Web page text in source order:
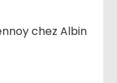
chez Albin